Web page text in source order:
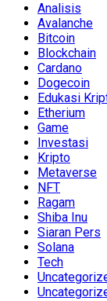
Analisis
Avalanche
Bitcoin
Blockchain
Cardano
Dogecoin
Edukasi
Etherium
Game
Investasi
Kripto
Metaverse
NFT
Ragam
Shiba Inu
Siaran Pers
Solana
Tech